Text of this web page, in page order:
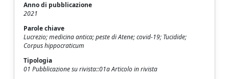
Anno di pubblicazione
2021
Parole chiave
Lucrezio; medicina antica; peste di Atene; covid-19; Tucidide;
Corpus hippocraticum
Tipologia
01 Pubblicazione su rivista::01a Articolo in rivista